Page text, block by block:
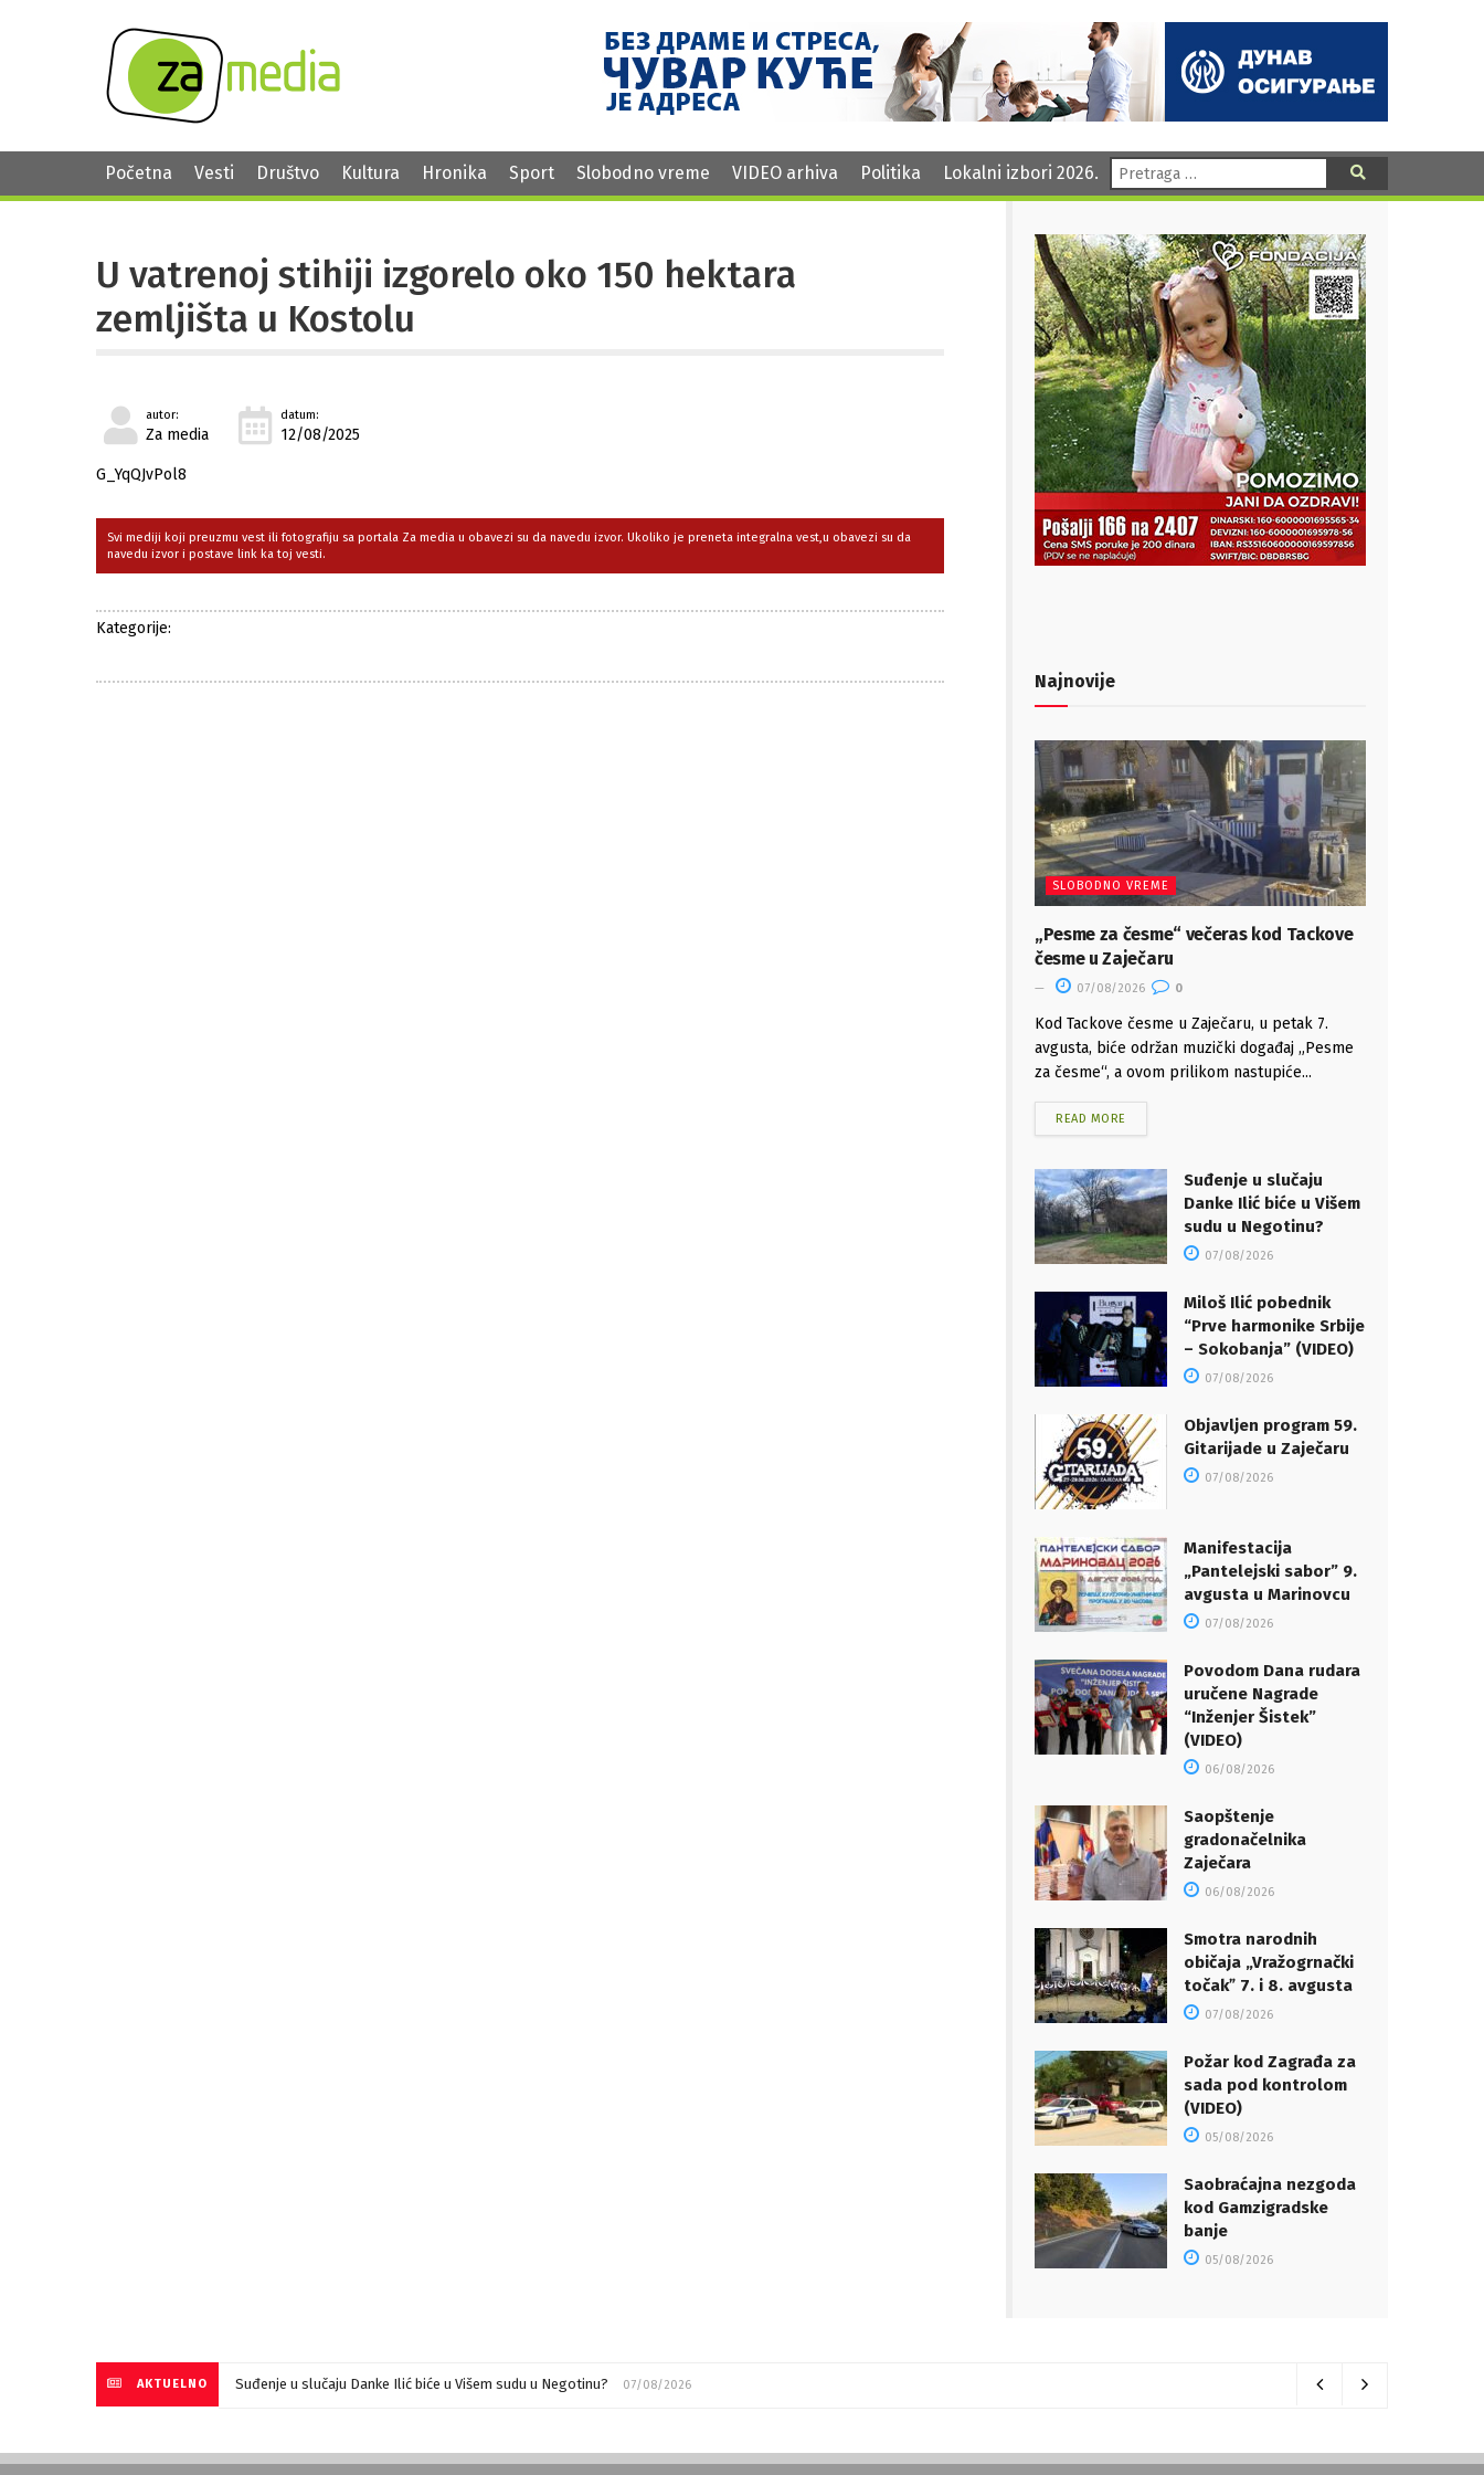
Početna Vesti Društvo Kultura Hronika Sport Slobodno vreme VIDEO arhiva Politika Lokalni izbori 2026. Pretraga:
U vatrenoj stihiji izgorelo oko 150 hektara
zemljišta u Kostolu
autor:
Za media
datum:
12/08/2025
G_YqQJvPol8
Svi mediji koji preuzmu vest ili fotografiju sa portala Za media u obavezi su da navedu izvor. Ukoliko je preneta integralna vest,u obavezi su da
navedu izvor i postave link ka toj vesti.
Kategorije:
Najnovije
SLOBODNO VREME
„Pesme za česme“ večeras kod Tackove
česme u Zaječaru
07/08/2026 0
Kod Tackove česme u Zaječaru, u petak 7.
avgusta, biće održan muzički događaj „Pesme
za česme“, a ovom prilikom nastupiće...
READ MORE
Suđenje u slučaju
Danke Ilić biće u Višem
sudu u Negotinu?
07/08/2026
Miloš Ilić pobednik
“Prve harmonike Srbije
– Sokobanja” (VIDEO)
07/08/2026
Objavljen program 59.
Gitarijade u Zaječaru
07/08/2026
Manifestacija
„Pantelejski sabor” 9.
avgusta u Marinovcu
07/08/2026
Povodom Dana rudara
uručene Nagrade
“Inženjer Šistek”
(VIDEO)
06/08/2026
Saopštenje
gradonačelnika
Zaječara
06/08/2026
Smotra narodnih
običaja „Vražogrnački
točakˮ 7. i 8. avgusta
07/08/2026
Požar kod Zagrađa za
sada pod kontrolom
(VIDEO)
05/08/2026
Saobraćajna nezgoda
kod Gamzigradske
banje
05/08/2026
AKTUELNO Suđenje u slučaju Danke Ilić biće u Višem sudu u Negotinu? 07/08/2026